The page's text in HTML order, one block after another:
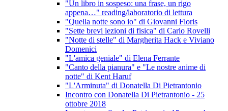
"Un libro in sospeso: una frase, un rigo
appena…" reading/laboratorio di lettura
"Quella notte sono io" di Giovanni Floris
"Sette brevi lezioni di fisica" di Carlo Rovelli
"Notte di stelle" di Margherita Hack e Viviano
Domenici
"L'amica geniale" di Elena Ferrante
"Canto della pianura" e "Le nostre anime di
notte" di Kent Haruf
"L'Arminuta" di Donatella Di Pietrantonio
Incontro con Donatella Di Pietrantonio - 25
ottobre 2018